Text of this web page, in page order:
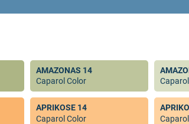
AMAZONAS 14
Caparol Color
APRIKOSE 14
Caparol Color